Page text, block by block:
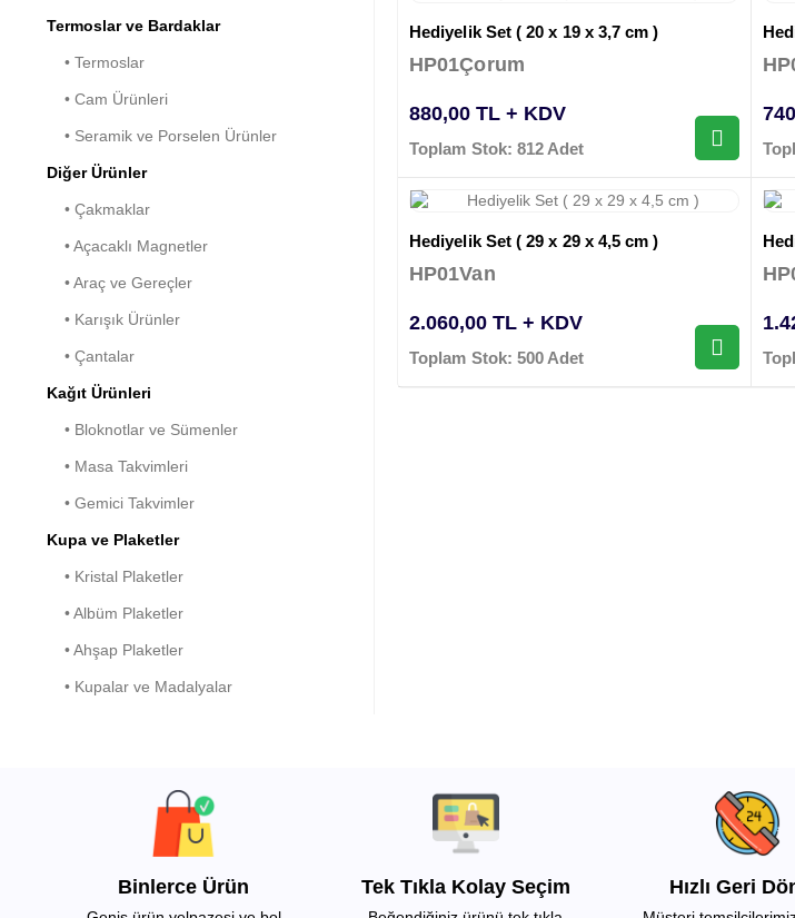
Termoslar ve Bardaklar
• Termoslar
• Cam Ürünleri
• Seramik ve Porselen Ürünler
Diğer Ürünler
• Çakmaklar
• Açacaklı Magnetler
• Araç ve Gereçler
• Karışık Ürünler
• Çantalar
Kağıt Ürünleri
• Bloknotlar ve Sümenler
• Masa Takvimleri
• Gemici Takvimler
Kupa ve Plaketler
• Kristal Plaketler
• Albüm Plaketler
• Ahşap Plaketler
• Kupalar ve Madalyalar
Hediyelik Set ( 20 x 19 x 3,7 cm )
HP01Çorum
880,00 TL + KDV
Toplam Stok: 812 Adet
Hediyelik Set ( 29 x 29 x 4,5 cm )
HP01Van
2.060,00 TL + KDV
Toplam Stok: 500 Adet
Binlerce Ürün Tek Tıkla Kolay Seçim Hızlı Geri